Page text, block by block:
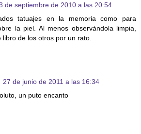
de septiembre de 2010 a las 20:54
tatuajes en la memoria como para
la piel. Al menos observándola limpia,
libro de los otros por un rato.
27 de junio de 2011 a las 16:34
un puto encanto